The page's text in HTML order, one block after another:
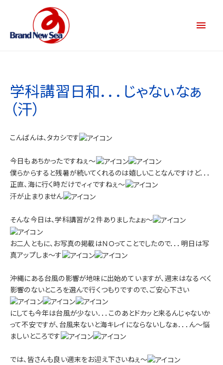
学科講習日和．．．じゃなぃなぁ
（汗）
こんばんは、タカシです
今日もあちかったですねぇ～
僕らからすると残暑が続いてくれるのは嬉しいことなんですけど．．．
正直、海に行く時だけでィィですねぇ～
汗が止まりません
そんな今日は、学科講習が２件ありましたょぉ～
お二人ともに、お写真の掲載はＮＯってことでしたので．．．明日は写
真アップしま～す
沖縄にある台風の影響が地味に出始めていますが、週末はなるべく
影響のないところを選んで行くつもりですので、ご安心下さい
にしても今年は台風が少ない．．．このあとドカッと来るんじゃないか
って不安ですが、台風来ないと海キレイにならないしなぁ．．．ん～悩
ましいところです
では、皆さんも良い週末をお迎え下さいねぇ～